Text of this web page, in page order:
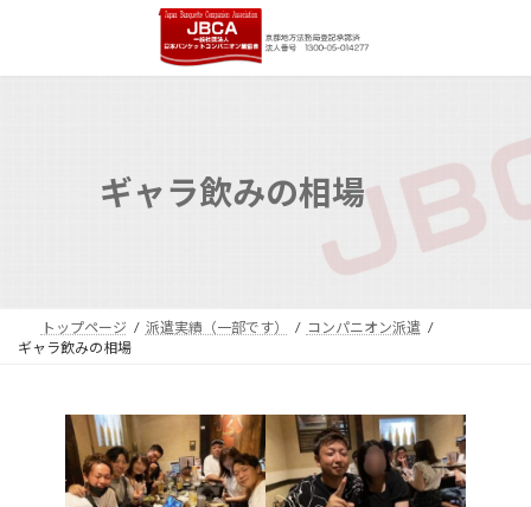
ン
ー
ギャラ飲みの相場
トップページ 派遣実績（一部です）
コンパニオン派遣
ギャラ飲みの相場